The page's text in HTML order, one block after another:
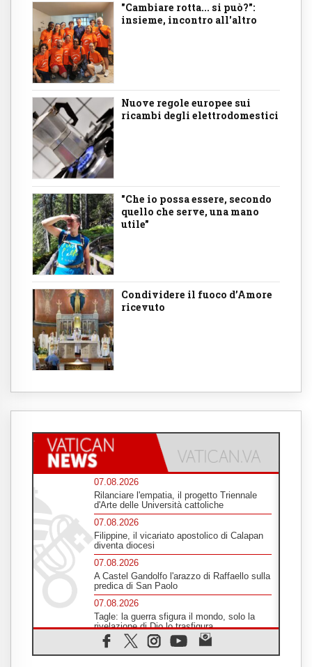
"Cambiare rotta... si può?":
insieme, incontro all'altro
Nuove regole europee sui
ricambi degli elettrodomestici
"Che io possa essere, secondo
quello che serve, una mano
utile"
Condividere il fuoco d’Amore
ricevuto
07.08.2026
Rilanciare l'empatia, il progetto Triennale
d'Arte delle Università cattoliche
07.08.2026
Filippine, il vicariato apostolico di Calapan
diventa diocesi
07.08.2026
A Castel Gandolfo l'arazzo di Raffaello sulla
predica di San Paolo
07.08.2026
Tagle: la guerra sfigura il mondo, solo la
rivelazione di Dio lo trasfigura
07.08.2026
Il Papa in Francia, quattro giorni intensi tra